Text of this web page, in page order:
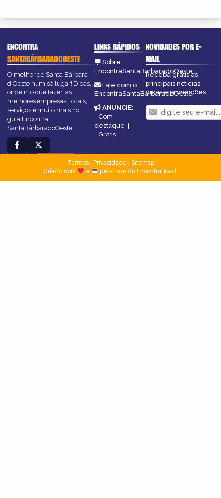
ENCONTRA
SANTABÁRBARADOOESTE
O melhor de Santa Bárbara
d’Oeste num só lugar! Dicas,
onde ir, o que fazer, as
melhores empresas, locais,
serviços e muito mais no
guia Encontra
SantaBárbaradoOeste.
LINKS RÁPIDOS
Sobre
EncontraSantaBárbaradoOeste
Fale com o
EncontraSantaBárbaradoOeste
ANUNCIE:
Com
destaque |
Grátis
NOVIDADES POR E-
MAIL
Receba grátis as
principais notícias,
dicas e promoções
Termos| Privacidade
Sitemap
Criado com
e pelo time do EncontraBrasil